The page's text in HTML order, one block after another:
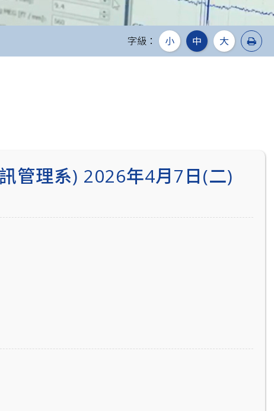
字級： 小 中 大 列印
管理系) 2026年4月7日(二)